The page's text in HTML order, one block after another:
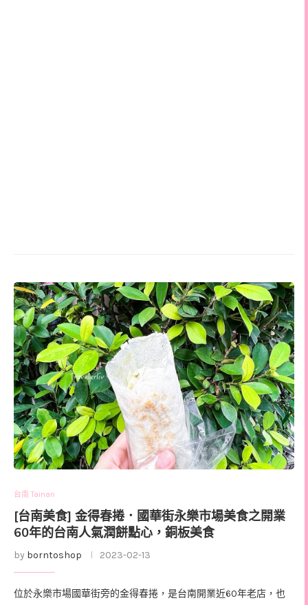
台南 Tainan
[台南美食] 金得春捲．國華街永樂市場美食之開業
60年的台南人氣潤餅點心，銅板美食
by borntoshop 2023-02-13
位於永樂市場國華街旁的金得春捲，是台南開業近60年老店，也